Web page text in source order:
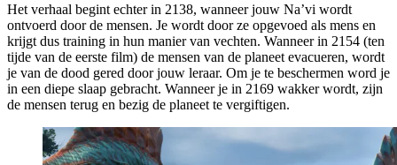
Het verhaal begint echter in 2138, wanneer jouw Na’vi wordt
ontvoerd door de mensen. Je wordt door ze opgevoed als mens en
krijgt dus training in hun manier van vechten. Wanneer in 2154 (ten
tijde van de eerste film) de mensen van de planeet evacueren, wordt
je van de dood gered door jouw leraar. Om je te beschermen word je
in een diepe slaap gebracht. Wanneer je in 2169 wakker wordt, zijn
de mensen terug en bezig de planeet te vergiftigen.